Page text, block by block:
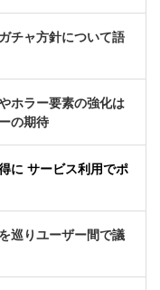
チャ方針について語
ホラー要素の強化は
の期待
に サービス利用でポ
巡りユーザー間で議